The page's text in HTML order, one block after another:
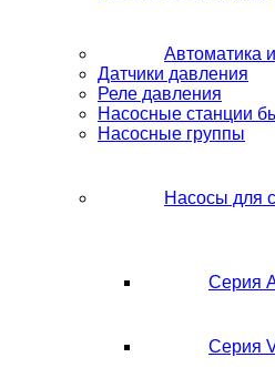
Автоматика
Датчики давления
Реле давления
Насосные станции
Насосные группы
Насосы для
Серия
Серия